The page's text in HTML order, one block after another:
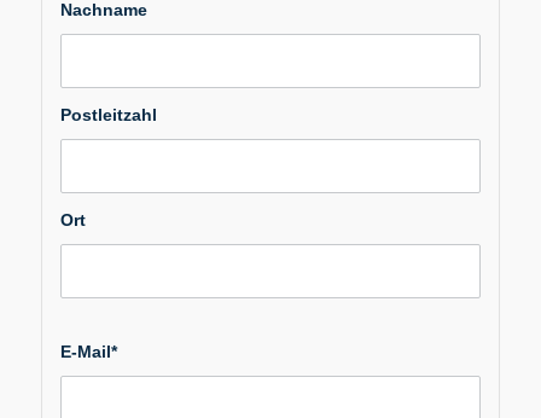
Nachname
Postleitzahl
Ort
E-Mail*